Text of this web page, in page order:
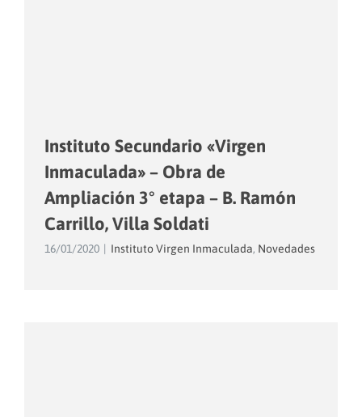
Instituto Secundario «Virgen
Inmaculada» – Obra de
Ampliación 3° etapa – B. Ramón
Carrillo, Villa Soldati
16/01/2020 Instituto Virgen Inmaculada, Novedades